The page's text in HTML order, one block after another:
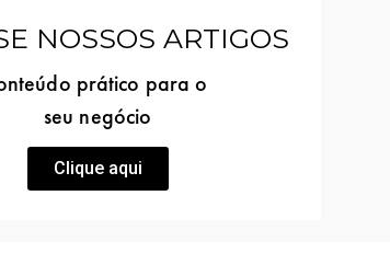
NOSSOS ARTIGOS
prático para o
seu negócio
Clique aqui